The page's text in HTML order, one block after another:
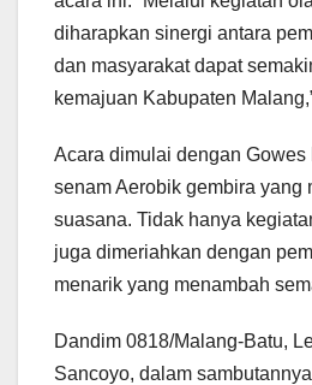
diharapkan sinergi antara
dan masyarakat dapat
kemajuan Kabupaten
Acara dimulai dengan Gowes
senam Aerobik gembira yang
suasana. Tidak hanya
juga dimeriahkan dengan
menarik yang menambah
Dandim 0818/Malang-Batu,
Sancoyo, dalam